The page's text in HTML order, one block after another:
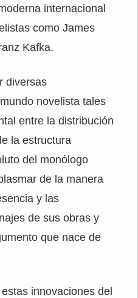
internacional
como James
Kafka.
diversas
novelista tales
entre la distribución
la estructura
del monólogo
de la manera
y las
de sus obras y
que nace de
innovaciones del